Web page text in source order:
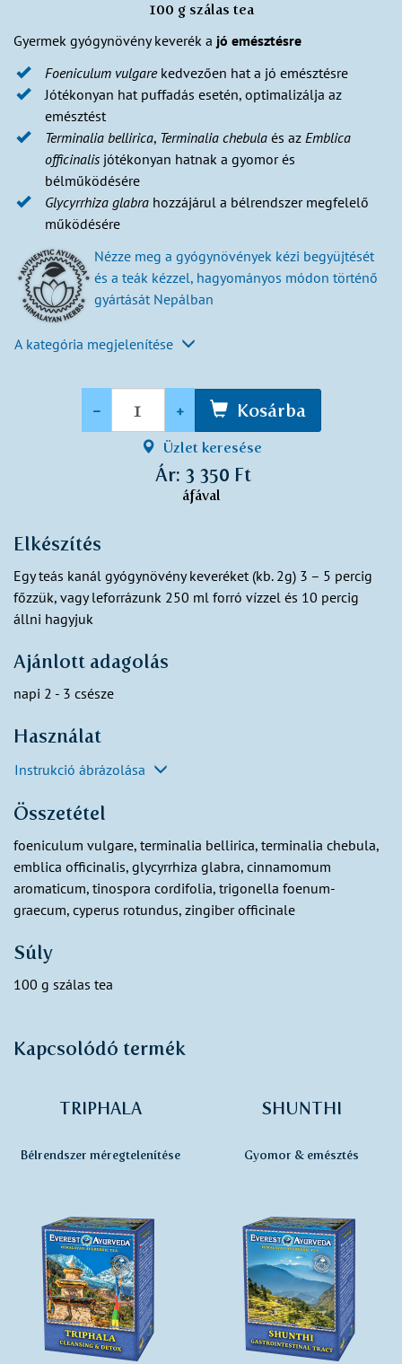
100 g szálas tea
Gyermek gyógynövény keverék a jó emésztésre
Foeniculum vulgare kedvezően hat a jó emésztésre
Jótékonyan hat puffadás esetén, optimalizálja az
emésztést
Terminalia bellirica, Terminalia chebula és az Emblica
officinalis jótékonyan hatnak a gyomor és
bélműködésére
Glycyrrhiza glabra hozzájárul a bélrendszer megfelelő
működésére
Nézze meg a gyógynövények kézi begyüjtését
és a teák kézzel, hagyományos módon történő
gyártását Nepálban
A kategória megjelenítése
- + Kosárba
Üzlet keresése
Ár: 3 350 Ft
áfával
Elkészítés
Egy teás kanál gyógynövény keveréket (kb. 2g) 3 – 5 percig
főzzük, vagy leforrázunk 250 ml forró vízzel és 10 percig
állni hagyjuk
Ajánlott adagolás
napi 2 - 3 csésze
Használat
Instrukció ábrázolása
Összetétel
foeniculum vulgare, terminalia bellirica, terminalia chebula,
emblica officinalis, glycyrrhiza glabra, cinnamomum
aromaticum, tinospora cordifolia, trigonella foenum-
graecum, cyperus rotundus, zingiber officinale
Súly
100 g szálas tea
Kapcsolódó termék
TRIPHALA
Bélrendszer méregtelenítése
SHUNTHI
Gyomor & emésztés